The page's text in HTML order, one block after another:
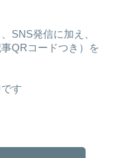
SNS発信に加え、
QRコードつき）を
す